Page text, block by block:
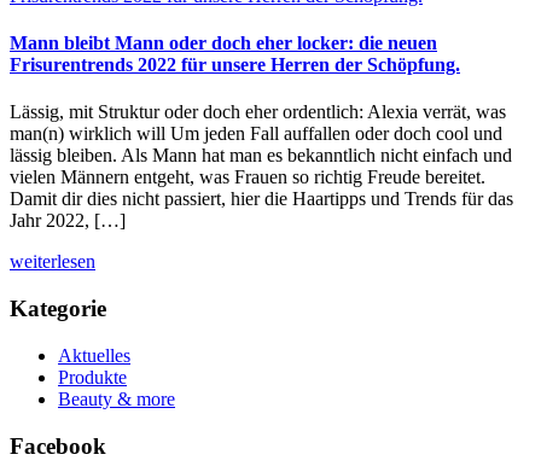
Mann bleibt Mann oder doch eher locker: die neuen
Frisurentrends 2022 für unsere Herren der Schöpfung.
Lässig, mit Struktur oder doch eher ordentlich: Alexia verrät, was
man(n) wirklich will Um jeden Fall auffallen oder doch cool und
lässig bleiben. Als Mann hat man es bekanntlich nicht einfach und
vielen Männern entgeht, was Frauen so richtig Freude bereitet.
Damit dir dies nicht passiert, hier die Haartipps und Trends für das
Jahr 2022, […]
weiterlesen
Kategorie
Aktuelles
Produkte
Beauty & more
Facebook